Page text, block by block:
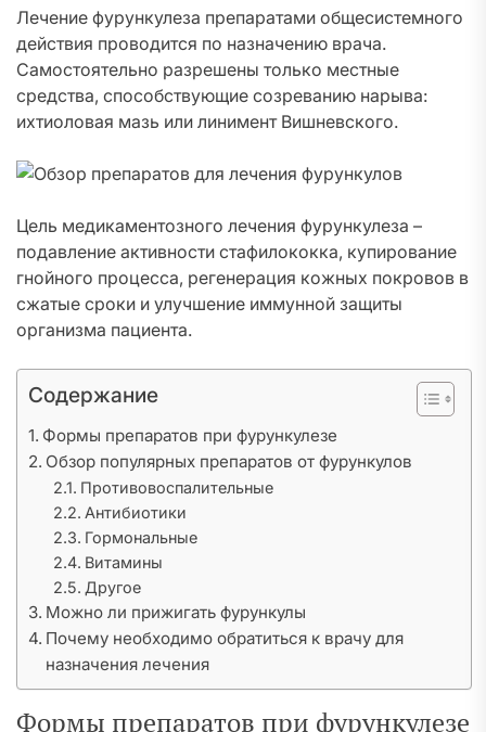
Лечение фурункулеза препаратами общесистемного
действия проводится по назначению врача.
Самостоятельно разрешены только местные
средства, способствующие созреванию нарыва:
ихтиоловая мазь или линимент Вишневского.
Цель медикаментозного лечения фурункулеза –
подавление активности стафилококка, купирование
гнойного процесса, регенерация кожных покровов в
сжатые сроки и улучшение иммунной защиты
организма пациента.
Содержание
Формы препаратов при фурункулезе
Обзор популярных препаратов от фурункулов
Противовоспалительные
Антибиотики
Гормональные
Витамины
Другое
Можно ли прижигать фурункулы
Почему необходимо обратиться к врачу для
назначения лечения
Формы препаратов при фурункулезе